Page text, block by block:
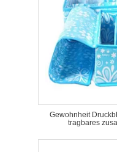
Gewohnheit
tragbares